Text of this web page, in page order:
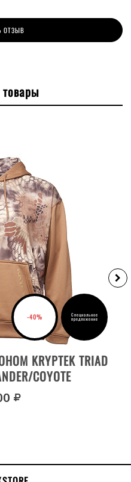
ОТЗЫВ
-40% Специальное
предложение
KRYPTEK TRIAD
COYOTE